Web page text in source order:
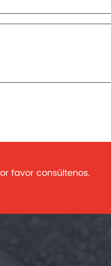
favor consúltenos.